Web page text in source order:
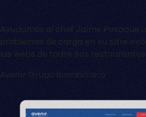
Ayudamos al chef Jaime Pesaque
problemas de carga en su sitio
las webs de todos sus restaurantes.
Avenir Grupo Inmobiliario